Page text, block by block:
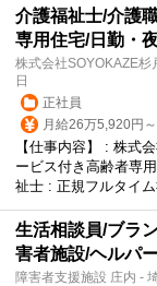
介護福祉士/介護
専用住宅/日勤・
株式会社SOYOKAZE杉
日
正社員
月給26万5,920円
【仕事内容】 : 株式
ービス付き高齢者専
祉士 : 正規フルタイム
生活相談員/ブラ
害者施設/ヘルパ
障害者支援施設 庄内 -